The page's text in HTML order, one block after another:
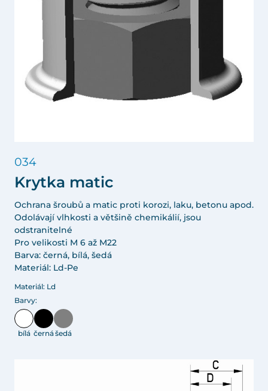
034
Krytka matic
Ochrana šroubů a matic proti korozi, laku, betonu apod.
Odolávají vlhkosti a většině chemikálií, jsou
odstranitelné
Pro velikosti M 6 až M22
Barva: černá, bílá, šedá
Materiál: Ld-Pe
Materiál: Ld
Barvy:
bílá černášedá